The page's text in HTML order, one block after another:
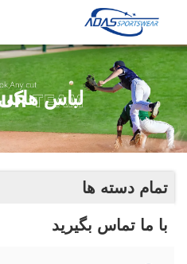
لباس
تمام دسته ها
با ما تماس بگیرید